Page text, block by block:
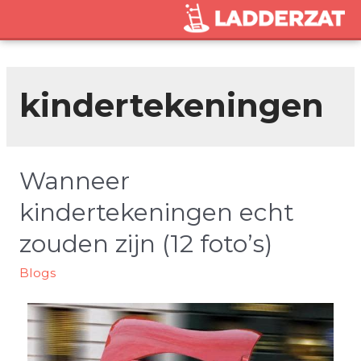
kindertekeningen
Wanneer
kindertekeningen echt
zouden zijn (12 foto’s)
Blogs